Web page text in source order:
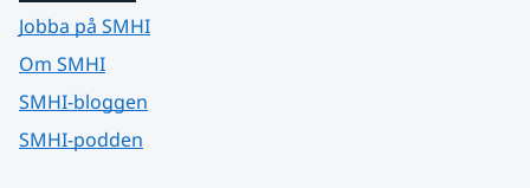
Jobba på SMHI
Om SMHI
SMHI-bloggen
SMHI-podden